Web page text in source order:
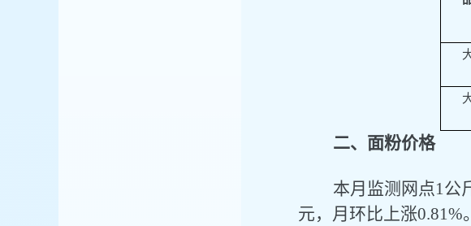
二、面粉价格
本月监测网点1公
元，月环比上涨0.81%。